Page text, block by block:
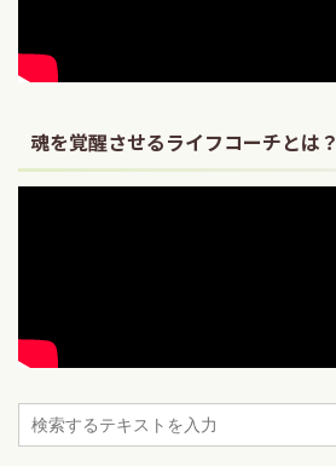
魂を覚醒させるライフコーチとは？